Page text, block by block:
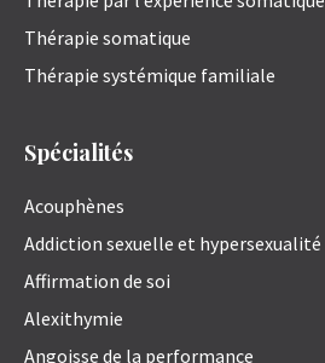
Thérapie somatique
Thérapie systémique familiale
Spécialités
Acouphènes
Addiction sexuelle et hypersexualité
Affirmation de soi
Alexithymie
Angoisse de la performance